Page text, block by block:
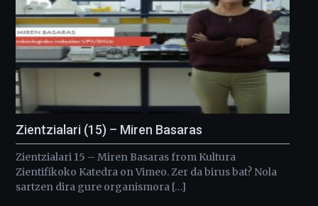
Zientzialari (15) – Miren Basaras
Zientzialari 15 – Miren Basaras from Kultura
Zientifikoko Katedra on Vimeo. Zer da birus bat? Nola
sartzen dira gure organismora […]